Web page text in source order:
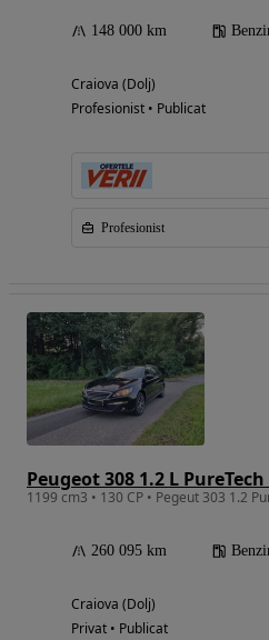
148 000 km
Craiova (Dolj)
Profesionist • Publicat
Profesionist
Peugeot 308 1.2 L
1199 cm3 • 130 CP • Pegeut 303 1.2
260 095 km
Craiova (Dolj)
Privat • Publicat